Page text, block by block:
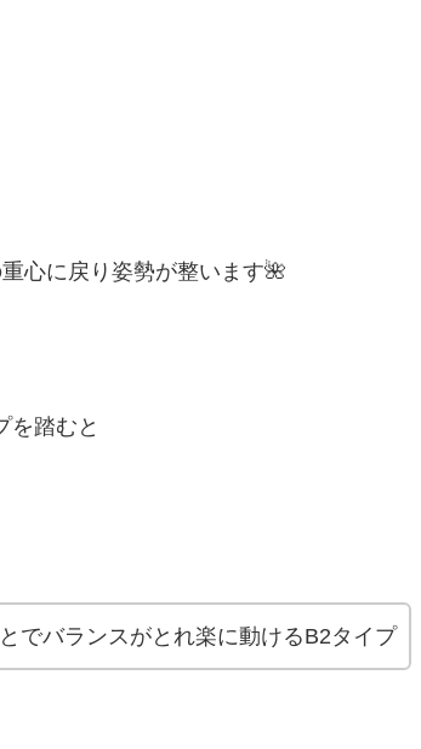
心に戻り姿勢が整います🌺
を踏むと
でバランスがとれ楽に動けるB2タイプ